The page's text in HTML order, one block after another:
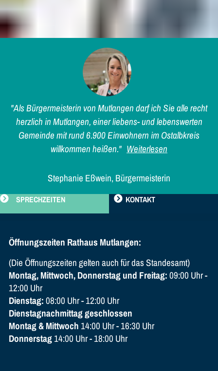
"Als Bürgermeisterin von Mutlangen darf ich Sie alle recht
herzlich in Mutlangen, einer liebens- und lebenswerten
Gemeinde mit rund 6.900 Einwohnern im Ostalbkreis
willkommen heißen." Weiterlesen
Stephanie Eßwein, Bürgermeisterin
SPRECHZEITEN KONTAKT
Öffnungszeiten Rathaus Mutlangen:
(Die Öffnungszeiten gelten auch für das Standesamt)
Montag, Mittwoch, Donnerstag und Freitag:09:00 Uhr -
12:00 Uhr
Dienstag:08:00 Uhr - 12:00 Uhr
Dienstagnachmittag geschlossen
Montag & Mittwoch 14:00 Uhr - 16:30 Uhr
Donnerstag14:00 Uhr - 18:00 Uhr